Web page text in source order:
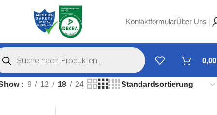
KontaktformularÜber Uns
9 12 18 24